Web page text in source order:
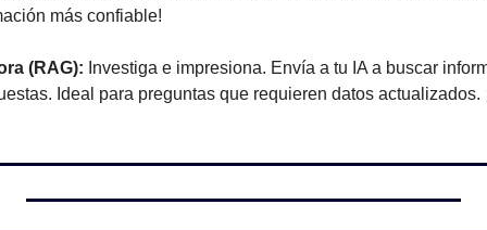
más confiable!
(RAG): Investiga e impresiona. Envía a tu IA a buscar
Ideal para preguntas que requieren datos actualizados.